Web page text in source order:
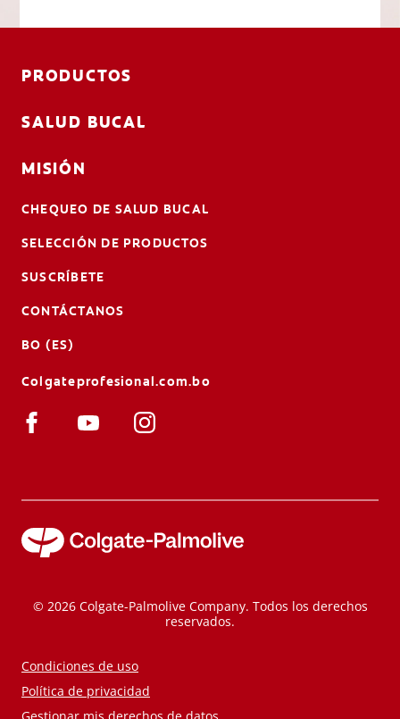
PRODUCTOS
SALUD BUCAL
MISIÓN
CHEQUEO DE SALUD BUCAL
SELECCIÓN DE PRODUCTOS
SUSCRÍBETE
CONTÁCTANOS
BO (ES)
Colgateprofesional.com.bo
© 2026 Colgate-Palmolive Company. Todos los derechos
reservados.
Condiciones de uso
Política de privacidad